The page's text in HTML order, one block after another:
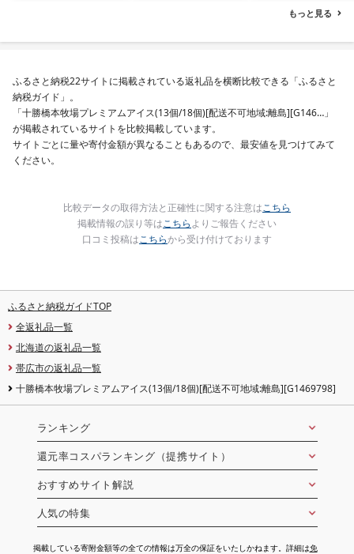
礼品 おかず おつまみ お
南 藤沢
もっと見る
ふるさと納税22サイトに掲載されている返礼品を横断比較できる「ふるさと
納税ガイド」。
「十勝橋本牧場プレミアムアイス(13個/18個)[配送不可地域:離島][G146…」
が掲載されているサイトを比較掲載しています。
サイトごとに量や寄付金額が異なることもあるので、最安値を見つけてみて
ください。
比較データの取得方法と正確性に関する注意はこちら
掲載情報の誤り等はこちらよりご報告ください
口コミ投稿はこちらから受け付けております
ふるさと納税ガイドTOP
全返礼品一覧
北海道の返礼品一覧
帯広市の返礼品一覧
十勝橋本牧場プレミアムアイス(13個/18個)[配送不可地域:離島][G1469798]
ランキング
還元率コスパランキング（提携サイト）
おすすめサイト解説
人気の特集
掲載している寄附金額等の全ての情報は万全の保証をいたしかねます。詳細は免